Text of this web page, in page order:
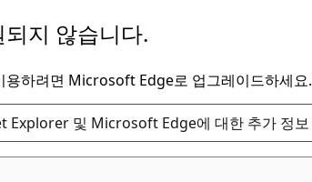
지 않습니다.
용하려면 Microsoft Edge로 업그레이드하세요.
Explorer 및 Microsoft Edge에 대한 추가 정보